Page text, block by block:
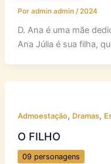
Por admin admin /2024
D. Ana é uma mãe
Ana Júlia é sua filha,
Admoestação, Dramas,
O FILHO
09 personagens